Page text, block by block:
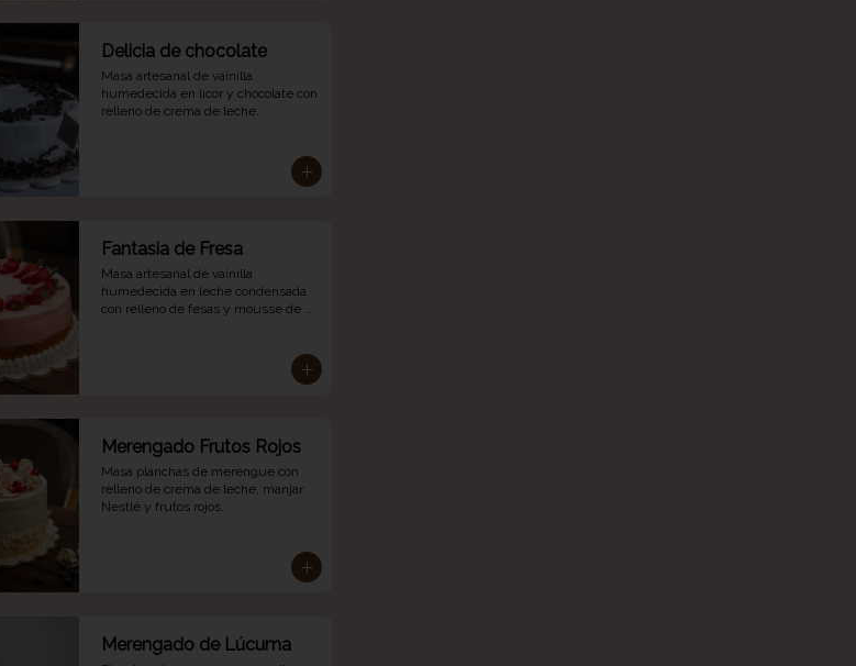
Delicia de chocolate
Masa artesanal de vainilla
humedecida en licor y chocolate con
relleno de crema de leche.
Fantasia de Fresa
Masa artesanal de vainilla
humedecida en leche condensada
con relleno de fesas y mousse de
Merengado Frutos Rojos
Masa planchas de merengue con
relleno de crema de leche, manjar
Nestlé y frutos rojos.
Merengado de Lúcuma